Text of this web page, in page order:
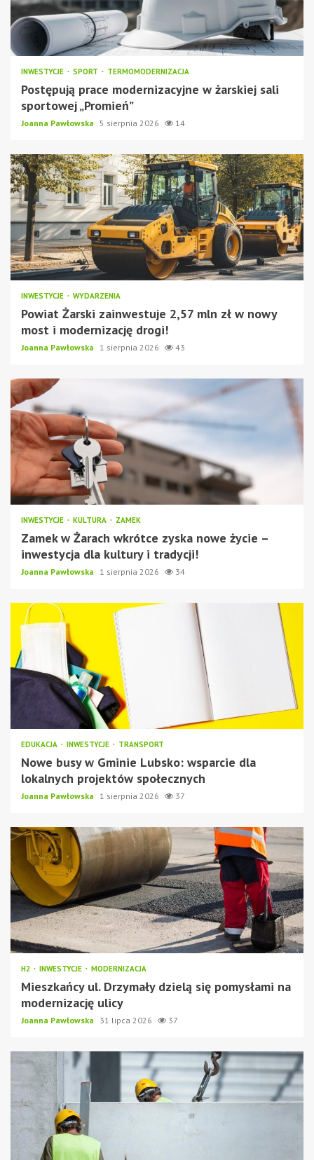
INWESTYCJE SPORT TERMOMODERNIZACJA
Postępują prace modernizacyjne w żarskiej sali
sportowej „Promień”
Joanna Pawłowska 5 sierpnia 2026 14
INWESTYCJE WYDARZENIA
Powiat Żarski zainwestuje 2,57 mln zł w nowy
most i modernizację drogi!
Joanna Pawłowska 1 sierpnia 2026 43
INWESTYCJE KULTURA ZAMEK
Zamek w Żarach wkrótce zyska nowe życie –
inwestycja dla kultury i tradycji!
Joanna Pawłowska 1 sierpnia 2026 34
EDUKACJA INWESTYCJE TRANSPORT
Nowe busy w Gminie Lubsko: wsparcie dla
lokalnych projektów społecznych
Joanna Pawłowska 1 sierpnia 2026 37
H2 INWESTYCJE MODERNIZACJA
Mieszkańcy ul. Drzymały dzielą się pomysłami na
modernizację ulicy
Joanna Pawłowska 31 lipca 2026 37